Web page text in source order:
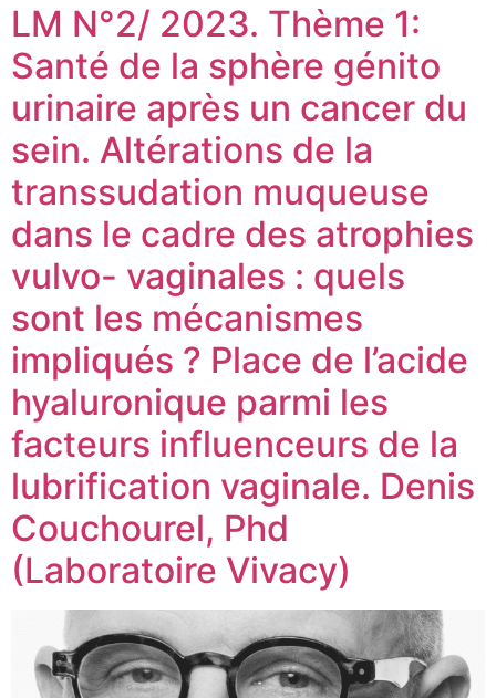
LM N°2/ 2023. Thème 1:
Santé de la sphère génito
urinaire après un cancer du
sein. Altérations de la
transsudation muqueuse
dans le cadre des atrophies
vulvo- vaginales : quels
sont les mécanismes
impliqués ? Place de l’acide
hyaluronique parmi les
facteurs influenceurs de la
lubrification vaginale. Denis
Couchourel, Phd
(Laboratoire Vivacy)